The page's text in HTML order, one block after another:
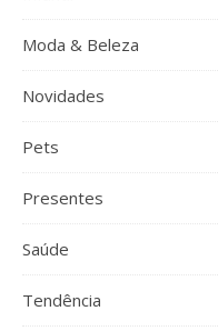
Moda & Beleza
Novidades
Pets
Presentes
Saúde
Tendência